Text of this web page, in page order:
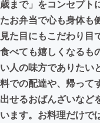
まちづく
CAMPFIRE for
CAMPFIREふ
歳まで」をコンセプト
たお弁当で心も身体も
見た目にもこだわり目
食べても嬉しくなるも
い人の味方でありたい
料での配達や、帰って
出せるおばんざいなど
います。お料理だけで